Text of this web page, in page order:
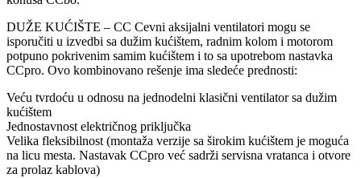
DUŽE KUĆIŠTE – CC Cevni aksijalni ventilatori mogu se
isporučiti u izvedbi sa dužim kućištem, radnim kolom i motorom
potpuno pokrivenim samim kućištem i to sa upotrebom nastavka
CCpro. Ovo kombinovano rešenje ima sledeće prednosti:
Veću tvrdoću u odnosu na jednodelni klasični ventilator sa dužim
kućištem
Jednostavnost električnog priključka
Velika fleksibilnost (montaža verzije sa širokim kućištem je moguća
na licu mesta. Nastavak CCpro već sadrži servisna vratanca i otvore
za prolaz kablova)